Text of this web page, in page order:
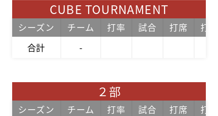
CUBE TOURNAMENT
シーズン チーム 打率 試合 打席
打
合計
-
２部
シーズン チーム 打率 試合 打席
打